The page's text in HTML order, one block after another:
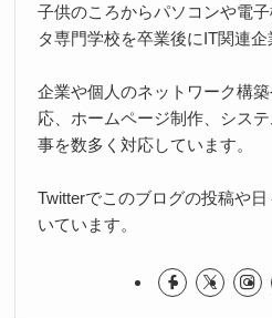
子供のころからパソコンや電
タ専門学校を卒業後にIT関連企
企業や個人のネットワーク構
応、ホームページ制作、シス
事を数多く対応しています。
Twitterでこのブログの投稿や
いています。